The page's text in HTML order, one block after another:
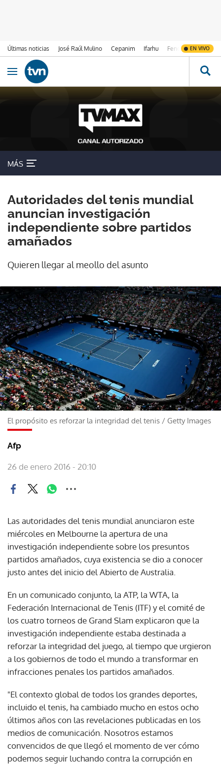
Últimas noticias José Raúl Mulino Cepanim Ifarhu Fenómeno de El
EN VIVO
Ir al contenido
Obrir navegació
MÁS
Autoridades del tenis mundial
anuncian investigación
independiente sobre partidos
amañados
Quieren llegar al meollo del asunto
El propósito es reforzar la integridad del tenis / Getty Images
Afp
26 de enero 2016 - 20:10
Las autoridades del tenis mundial anunciaron este
miércoles en Melbourne la apertura de una
investigación independiente sobre los presuntos
partidos amañados, cuya existencia se dio a conocer
justo antes del inicio del Abierto de Australia.
En un comunicado conjunto, la ATP, la WTA, la
Federación Internacional de Tenis (ITF) y el comité de
los cuatro torneos de Grand Slam explicaron que la
investigación independiente estaba destinada a
reforzar la integridad del juego, al tiempo que urgieron
a los gobiernos de todo el mundo a transformar en
infracciones penales los partidos amañados.
"El contexto global de todos los grandes deportes,
incluido el tenis, ha cambiado mucho en estos ocho
últimos años con las revelaciones publicadas en los
medios de comunicación. Nosotros estamos
convencidos de que llegó el momento de ver cómo
podemos seguir luchando contra la corrupción en